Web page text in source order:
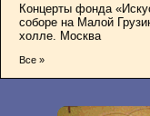
Концерты фонда
соборе на Малой
холле. Москва
Все »